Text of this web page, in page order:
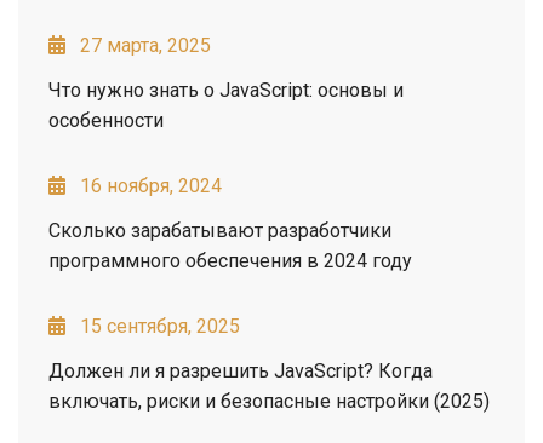
27 марта, 2025
Что нужно знать о JavaScript: основы и
особенности
16 ноября, 2024
Сколько зарабатывают разработчики
программного обеспечения в 2024 году
15 сентября, 2025
Должен ли я разрешить JavaScript? Когда
включать, риски и безопасные настройки (2025)